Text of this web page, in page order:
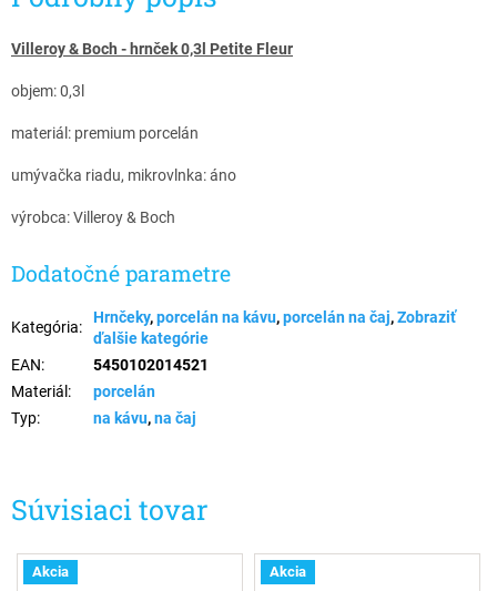
Súvisiaci tovar
Akcia Akcia
Villeroy & Boch - hrnček 0,3l Petite Fleur
objem: 0,3l
materiál: premium porcelán
umývačka riadu, mikrovlnka: áno
výrobca: Villeroy & Boch
Dodatočné parametre
Kategória:
Hrnčeky,porcelán na kávu,porcelán na čaj,Zobraziť
ďalšie kategórie
EAN:
5450102014521
Materiál :
porcelán
Typ: na kávu,na čaj